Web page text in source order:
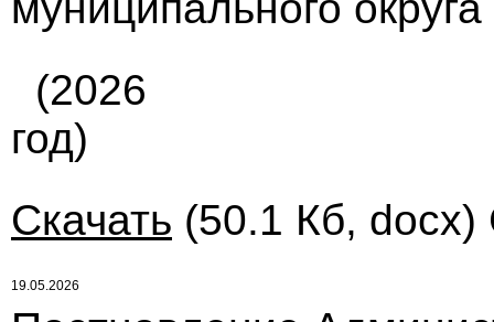
(2026
год)
Скачать (50.1 Кб, docx)
19.05.2026